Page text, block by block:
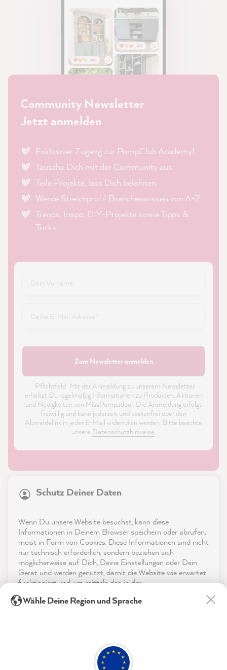
Community Newsletter
Jetzt anmelden
Exklusiver Zugang zur PompClub Academy!
Tausche Dich mit der Community aus.
Teile Projekte, lass Dich belohnen.
Werde Streichprofi! Branchenwissen von A-Z.
Trends, Inspo, DIY-Projekte sowie Tipps &
Tricks.
Zum Newsletter anmelden
Pflichtfeld · Mit der Anmeldung zu unserem Newsletter
erhältst Du regelmäßig Informationen zu Produkten, Aktionen
und Neuigkeiten von MissPompadour. Die Anmeldung erfolgt
freiwillig und kann jederzeit und kostenfrei über den
Abmeldelink in jeder E-Mail widerrufen werden. Bitte beachte
unsere Datenschutzhinweise.
Service
Kontakt
Schutz Deiner Daten
Wenn Du unsere Website besuchst, kann diese
Informationen in Deinem Browser speichern oder abrufen,
meist in Form von Cookies. Diese Informationen sind nicht
nur technisch erforderlich, sondern beziehen sich
möglicherweise auf Dich, Deine Einstellungen oder Dein
Gerät und werden genutzt, damit die Website wie erwartet
funktioniert und um mittels den in der
der Webseite für deren Optimierung zu analysieren sowie
(jederzeit widerruflich) diesen Datenverarbeitungen
21.818Bewertungen
reviews-io
Verifizierter Kunde
Die Farbkarten eignen sich hervorragend, um
Farbe im eigenen Zuhause wirkt.
Ja Teilen
Facebook
Wähle Deine Region und Sprache